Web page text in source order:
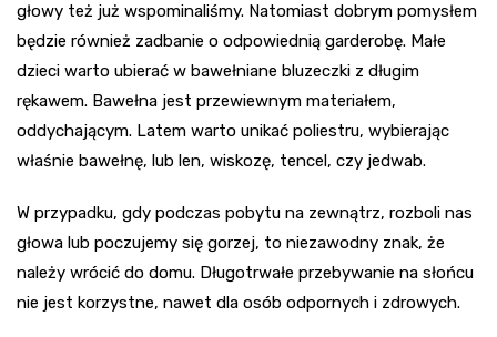
głowy też już wspominaliśmy. Natomiast dobrym pomysłem
będzie również zadbanie o odpowiednią garderobę. Małe
dzieci warto ubierać w bawełniane bluzeczki z długim
rękawem. Bawełna jest przewiewnym materiałem,
oddychającym. Latem warto unikać poliestru, wybierając
właśnie bawełnę, lub len, wiskozę, tencel, czy jedwab.
W przypadku, gdy podczas pobytu na zewnątrz, rozboli nas
głowa lub poczujemy się gorzej, to niezawodny znak, że
należy wrócić do domu. Długotrwałe przebywanie na słońcu
nie jest korzystne, nawet dla osób odpornych i zdrowych.